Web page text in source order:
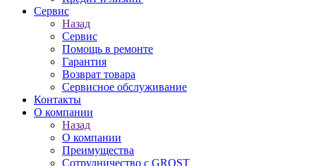
Сервис
Назад
Сервис
Помощь в ремонте
Гарантия
Возврат товара
Сервисное обслуживание
Контакты
О компании
Назад
О компании
Преимущества
Сотрудничество с GROST